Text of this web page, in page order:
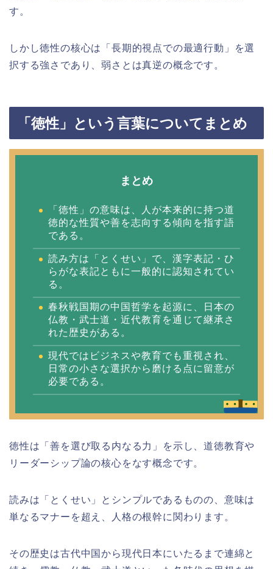
す。
しかし徳性の核心は「長期的視点での最適行動」を選
択する強さであり、弱さとは真逆の概念です。
「徳性」という言葉についてまとめ
まとめ
「徳性」の意味は、人が本来的に持つ道
徳的な性質や善を志向する傾向を指す語
である。
読み方は「とくせい」で、漢字表記・ひ
らがな表記ともに一般的に認知されてい
る。
春秋戦国期の中国哲学を起源に、日本の
仏教・武士道・近代教育を通じて継承さ
れた歴史がある。
現代ではビジネスや教育でも重視され、
日常の小さな選択から磨ける点に留意が
必要である。
徳性は「善を選び取る内なる力」を示し、道徳教育や
リーダーシップ論の核心をなす概念です。
読みは「とくせい」とシンプルであるものの、意味は
単なるマナーを超え、人格の根幹に関わります。
その歴史は古代中国から現代日本にいたるまで連綿と